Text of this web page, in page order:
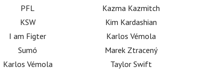
PFL
KSW
I am Figter
Sumó
Karlos Vémola
Kazma Kazmitch
Kim Kardashian
Karlos Vémola
Marek Ztracený
Taylor Swift